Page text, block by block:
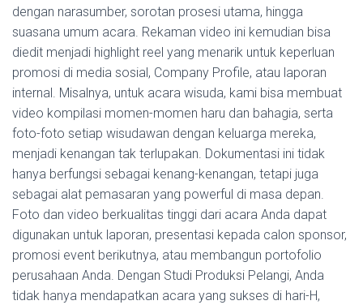
dengan narasumber, sorotan prosesi utama, hingga
suasana umum acara. Rekaman video ini kemudian bisa
diedit menjadi highlight reel yang menarik untuk keperluan
promosi di media sosial, Company Profile, atau laporan
internal. Misalnya, untuk acara wisuda, kami bisa membuat
video kompilasi momen-momen haru dan bahagia, serta
foto-foto setiap wisudawan dengan keluarga mereka,
menjadi kenangan tak terlupakan. Dokumentasi ini tidak
hanya berfungsi sebagai kenang-kenangan, tetapi juga
sebagai alat pemasaran yang powerful di masa depan.
Foto dan video berkualitas tinggi dari acara Anda dapat
digunakan untuk laporan, presentasi kepada calon sponsor,
promosi event berikutnya, atau membangun portofolio
perusahaan Anda. Dengan Studi Produksi Pelangi, Anda
tidak hanya mendapatkan acara yang sukses di hari-H,